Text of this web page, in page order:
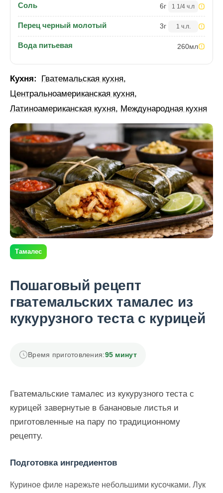
Соль 6г 1 1/4 ч.л
Перец черный молотый 3г 1 ч.л.
Вода питьевая 260мл
Кухня: Гватемальская кухня,
Центральноамериканская кухня,
Латиноамериканская кухня, Международная кухня
Тамалес
Пошаговый рецепт
гватемальских тамалес из
кукурузного теста с курицей
Время приготовления:95 минут
Гватемальские тамалес из кукурузного теста с
курицей завернутые в банановые листья и
приготовленные на пару по традиционному
рецепту.
Подготовка ингредиентов
Куриное филе нарежьте небольшими кусочками. Лук